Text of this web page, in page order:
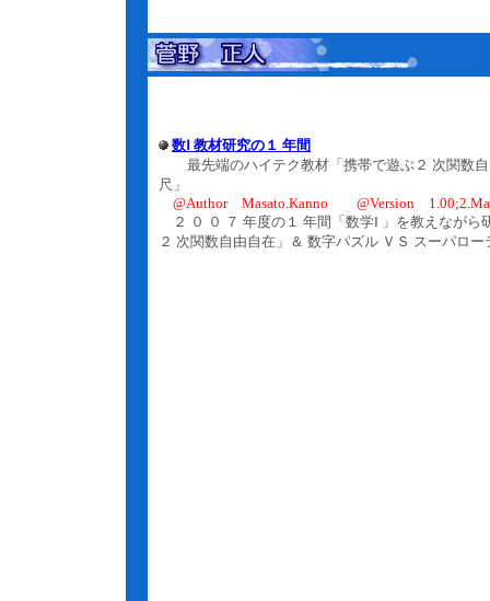
数Ⅰ 教材研究の１ 年間
最先端のハイテク教材「携帯で遊ぶ２ 次関数自
尺」
@Author Masato.Kanno @Version
２ ０ ０ ７ 年度の１ 年間「数学Ⅰ 」を教えなが
２ 次関数自由自在」＆ 数字パズル ＶＳ スーパロ